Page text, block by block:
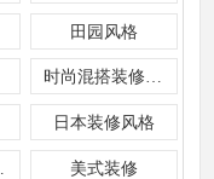
田园风格
时尚混搭装修风格
日本装修风格
美式装修